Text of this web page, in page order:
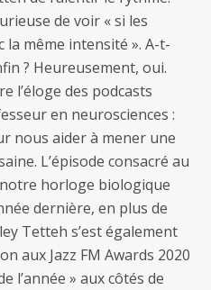
de voir « si les
même intensité ». A-t-
? Heureusement, oui.
l’éloge des podcasts
en neurosciences :
nous aider à mener une
L’épisode consacré au
horloge biologique
dernière, en plus de
Tetteh s’est également
aux Jazz FM Awards 2020
l’année » aux côtés de